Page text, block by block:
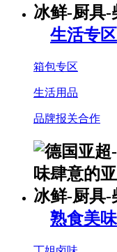
生活专区
箱包专区
生活用品
品牌报关合作
熟食美味